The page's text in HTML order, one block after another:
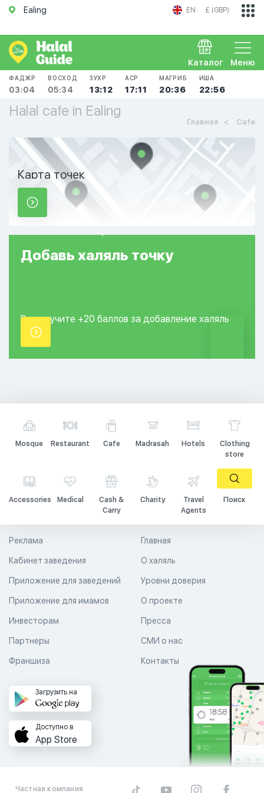
Ealing EN £ (GBP)
Меню
Каталог
ФАДЖР
03:04
ВОСХОД
05:34
ЗУХР
13:12
АСР
17:11
МАГРИБ
20:36
ИША
22:56
Halal cafe in Ealing
Главная Cafe
Карта точек
Добавь халяль точку
Вы получите +20 баллов за добавление халяль
точки.
Mosque Restaurant Cafe Madrasah Hotels
Clothing
store
Accessories Medical
Cash &
Carry
Charity
Travel
Agents
Поиск
Главная
О халяль
Уровни доверия
Реклама
Кабинет заведения
Приложение для заведений
Приложение для имамов О проекте
Пресса
СМИ о нас
Контакты
Инвесторам
Партнеры
Франшиза
Загрузить на
Доступно в
App Store
Частная компания